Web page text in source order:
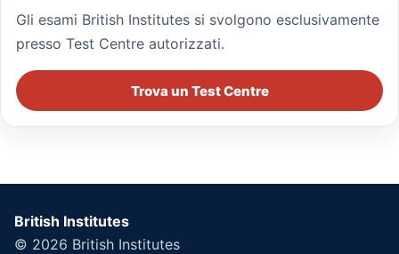
Gli esami British Institutes si svolgono esclusivamente
presso Test Centre autorizzati.
Trova un Test Centre
British Institutes
© 2026 British Institutes